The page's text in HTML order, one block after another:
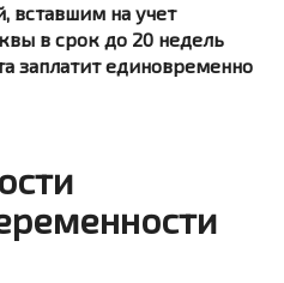
вставшим на учет
в срок до 20 недель
заплатит единовременно